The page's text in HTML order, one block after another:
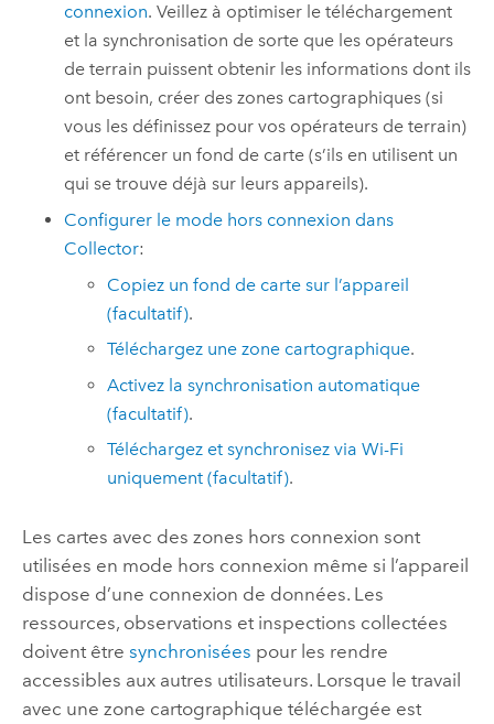
connexion. Veillez à optimiser le téléchargement
et la synchronisation de sorte que les opérateurs
de terrain puissent obtenir les informations dont ils
ont besoin, créer des zones cartographiques (si
vous les définissez pour vos opérateurs de terrain)
et référencer un fond de carte (s’ils en utilisent un
qui se trouve déjà sur leurs appareils).
Configurer le mode hors connexion dans
Collector:
Copiez un fond de carte sur l’appareil
(facultatif).
Téléchargez une zone cartographique.
Activez la synchronisation automatique
(facultatif).
Téléchargez et synchronisez via Wi-Fi
uniquement (facultatif).
Les cartes avec des zones hors connexion sont
utilisées en mode hors connexion même si l’appareil
dispose d’une connexion de données. Les
ressources, observations et inspections collectées
doivent être synchronisées pour les rendre
accessibles aux autres utilisateurs. Lorsque le travail
avec une zone cartographique téléchargée est